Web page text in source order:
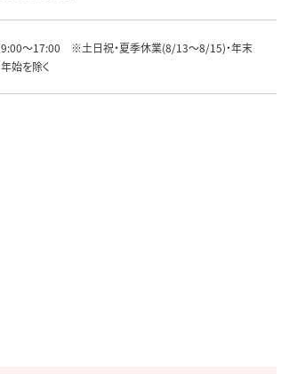
9:00～17:00　※土日祝・夏季休業(8/13～8/15)・年末
年始を除く